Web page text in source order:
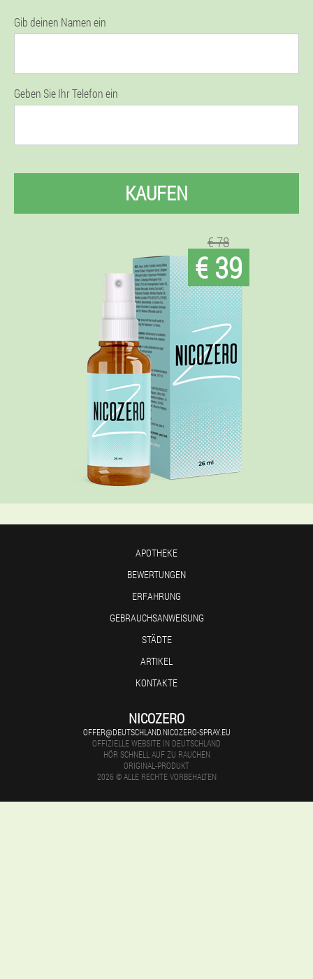
Gib deinen Namen ein
Geben Sie Ihr Telefon ein
KAUFEN
€ 78
€ 39
APOTHEKE
BEWERTUNGEN
ERFAHRUNG
GEBRAUCHSANWEISUNG
STÄDTE
ARTIKEL
KONTAKTE
NICOZERO
OFFER@DEUTSCHLAND.NICOZERO-SPRAY.EU
OFFIZIELLE WEBSITE IN DEUTSCHLAND
HÖR SCHNELL AUF ZU RAUCHEN
ORIGINAL-PRODUKT
2026 © ALLE RECHTE VORBEHALTEN